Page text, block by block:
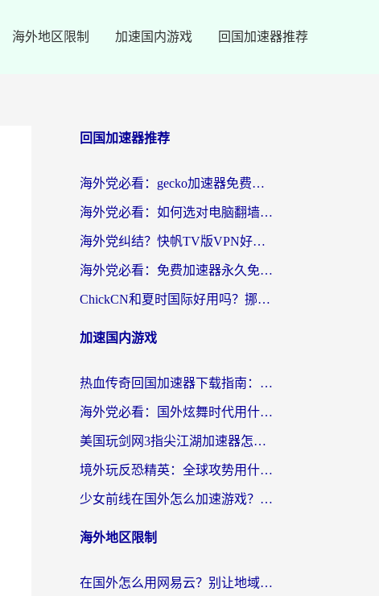
海外地区限制 加速国内游戏 回国加速器推荐
回国加速器推荐
海外党必看：gecko加速器免费试用？教你选对回国加速器，无缝刷国内剧玩游戏
海外党必看：如何选对电脑翻墙回国软件，轻松解锁国内资源？
海外党纠结？快帆TV版VPN好用吗？和扇贝手游VPN对比哪个回国效果更好？
海外党必看：免费加速器永久免费真的存在吗？教你选对回国加速器无缝刷国内资源
ChickCN和夏时国际好用吗？挪威留学生亲测3款回国加速器，附穿梭和加速喵对比指南
加速国内游戏
热血传奇回国加速器下载指南：海外玩家如何流畅砍怪不卡顿？
海外党必看：国外炫舞时代用什么加速器比较好？解决延迟卡顿的终极方案
美国玩剑网3指尖江湖加速器怎么选？海外党亲测避坑指南
境外玩反恐精英：全球攻势用什么加速器？2026海外玩家亲测实用指南
少女前线在国外怎么加速游戏？海外玩家必看的国服游戏畅玩指南
海外地区限制
在国外怎么用网易云？别让地域限制断了你的中文歌单——附听书社交定位解决方案